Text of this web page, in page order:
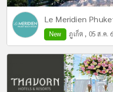
Le Meridien
New ภูเก็ต , 05 ส.ค.